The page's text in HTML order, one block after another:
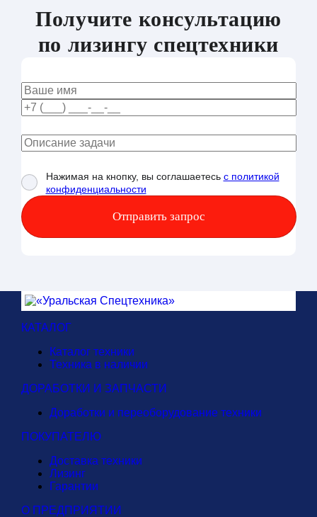
Получите консультацию
по лизингу спецтехники
Нажимая на кнопку, вы соглашаетесь с политикой
конфиденциальности
КАТАЛОГ
Каталог техники
Техника в наличии
ДОРАБОТКИ И ЗАПЧАСТИ
Доработки и переоборудование техники
ПОКУПАТЕЛЮ
Доставка техники
Лизинг
Гарантии
О ПРЕДПРИЯТИИ